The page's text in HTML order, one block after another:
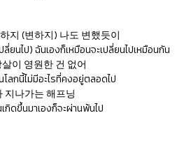
지 (변하지) 나도 변했듯이
ยนไป) ฉันเองก็เหมือนจะเปลี่ยนไปเหมือนกัน
이 영원한 건 없어
ลกนี้ไม่มีอะไรที่คงอยู่ตลอดไป
지나가는 해프닝
กิดขึ้นมาเองก็จะผ่านพ้นไป